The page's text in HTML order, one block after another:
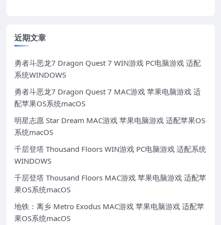
近期文章
勇者斗恶龙7 Dragon Quest 7 WIN游戏 PC电脑游戏 适配
系统WINDOWS
勇者斗恶龙7 Dragon Quest 7 MAC游戏 苹果电脑游戏 适
配苹果OS系统macOS
明星志愿 Star Dream MAC游戏 苹果电脑游戏 适配苹果OS
系统macOS
千层登塔 Thousand Floors WIN游戏 PC电脑游戏 适配系统
WINDOWS
千层登塔 Thousand Floors MAC游戏 苹果电脑游戏 适配苹
果OS系统macOS
地铁：离乡 Metro Exodus MAC游戏 苹果电脑游戏 适配苹
果OS系统macOS